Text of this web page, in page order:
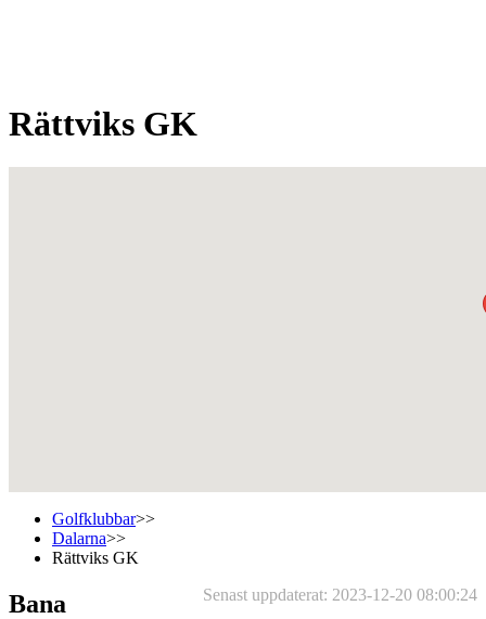
Rättviks GK
Golfklubbar>>
Dalarna>>
Rättviks GK
Senast uppdaterat: 2023-12-20 08:00:24
Bana